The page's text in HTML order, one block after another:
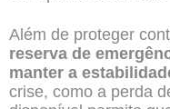
Além de proteger
reserva de
manter a
crise, como a perda